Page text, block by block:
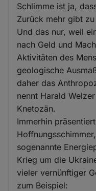
Schlimme ist ja,
Zurück mehr gibt
Und das nur, weil
nach Geld und
Aktivitäten des
geologische
daher das
nennt Harald
Knetozän.
Immerhin
sogenannte
Krieg um die
vieler vernünftiger
zum Beispiel: